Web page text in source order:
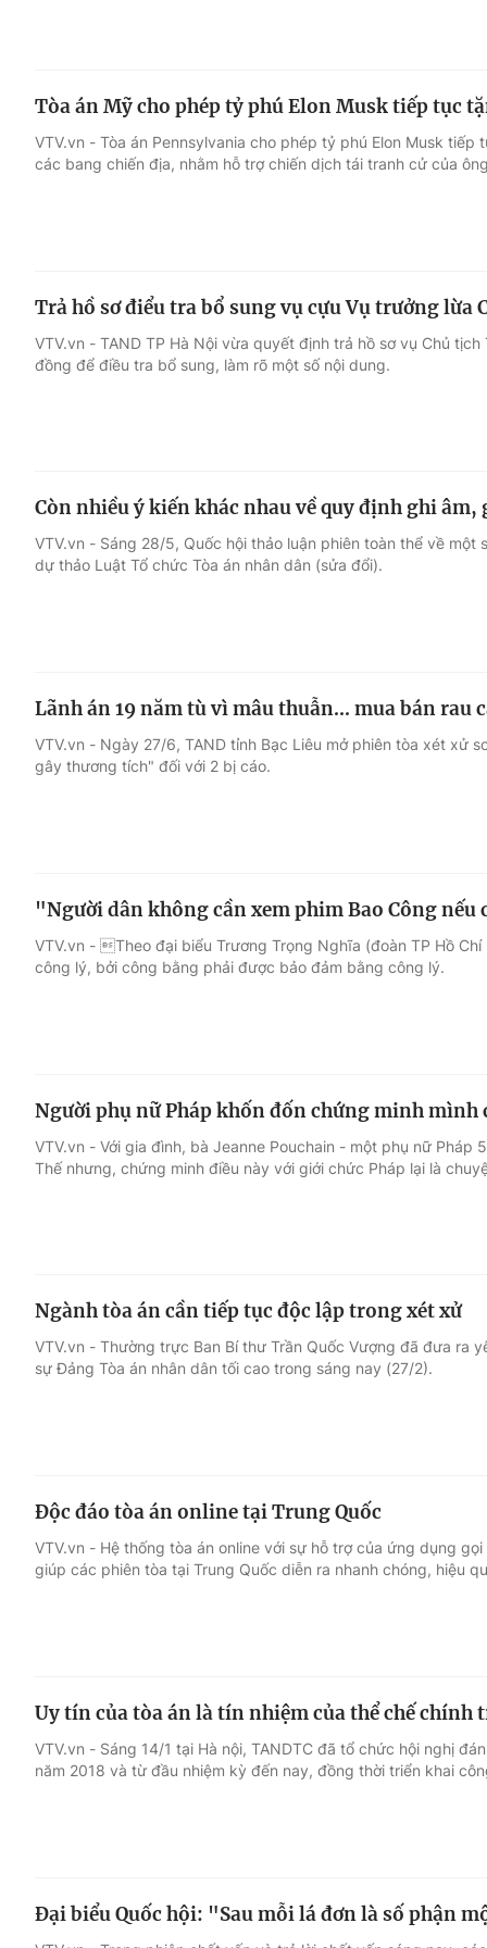
Tòa án Mỹ cho phép tỷ phú Elon Musk tiếp tục
VTV.vn - Tòa án Pennsylvania cho phép tỷ phú Elon Musk
các bang chiến địa, nhằm hỗ trợ chiến dịch tái tranh cử của
Trả hồ sơ điểu tra bổ sung vụ cựu Vụ trưởng lừa
VTV.vn - TAND TP Hà Nội vừa quyết định trả hồ sơ vụ Chủ
đồng để điều tra bổ sung, làm rõ một số nội dung.
Còn nhiều ý kiến khác nhau về quy định ghi
VTV.vn - Sáng 28/5, Quốc hội thảo luận phiên toàn thể về một
dự thảo Luật Tổ chức Tòa án nhân dân (sửa đổi).
Lãnh án 19 năm tù vì mâu thuẫn... mua bán rau
VTV.vn - Ngày 27/6, TAND tỉnh Bạc Liêu mở phiên tòa xét xử
gây thương tích" đối với 2 bị cáo.
"Người dân không cần xem phim Bao Công
VTV.vn - Theo đại biểu Trương Trọng Nghĩa (đoàn TP Hồ
công lý, bởi công bằng phải được bảo đảm bằng công lý.
Người phụ nữ Pháp khốn đốn chứng minh mình
VTV.vn - Với gia đình, bà Jeanne Pouchain - một phụ nữ Pháp
Thế nhưng, chứng minh điều này với giới chức Pháp lại là
Ngành tòa án cần tiếp tục độc lập trong xét xử
VTV.vn - Thường trực Ban Bí thư Trần Quốc Vượng đã đưa ra
sự Đảng Tòa án nhân dân tối cao trong sáng nay (27/2).
Độc đáo tòa án online tại Trung Quốc
VTV.vn - Hệ thống tòa án online với sự hỗ trợ của ứng dụng
giúp các phiên tòa tại Trung Quốc diễn ra nhanh chóng, hiệu
Uy tín của tòa án là tín nhiệm của thể chế chính
VTV.vn - Sáng 14/1 tại Hà nội, TANDTC đã tổ chức hội nghị
năm 2018 và từ đầu nhiệm kỳ đến nay, đồng thời triển khai
Đại biểu Quốc hội: "Sau mỗi lá đơn là số phận